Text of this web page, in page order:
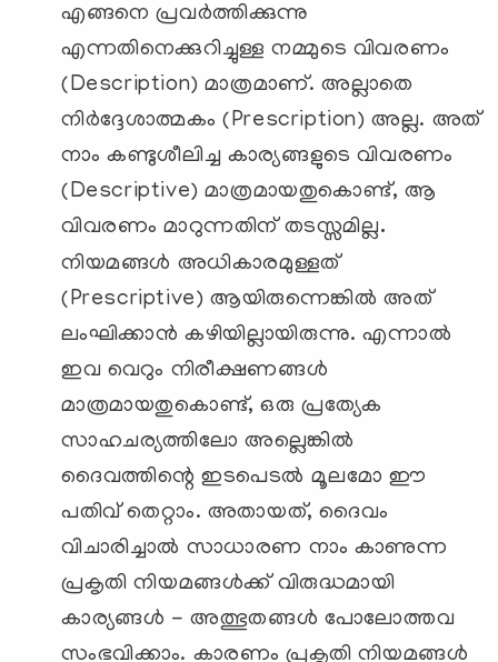
എങ്ങനെ പ്രവർത്തിക്കുന്നു
എന്നതിനെക്കുറിച്ചുള്ള നമ്മുടെ വിവരണം
(Description) മാത്രമാണ്. അല്ലാതെ
നിർദ്ദേശാത്മകം (Prescription) അല്ല. അത്
നാം കണ്ടുശീലിച്ച കാര്യങ്ങളുടെ വിവരണം
(Descriptive) മാത്രമായതുകൊണ്ട്, ആ
വിവരണം മാറുന്നതിന് തടസ്സമില്ല.
നിയമങ്ങൾ അധികാരമുള്ളത്
(Prescriptive) ആയിരുന്നെങ്കിൽ അത്
ലംഘിക്കാൻ കഴിയില്ലായിരുന്നു. എന്നാൽ
ഇവ വെറും നിരീക്ഷണങ്ങൾ
മാത്രമായതുകൊണ്ട്, ഒരു പ്രത്യേക
സാഹചര്യത്തിലോ അല്ലെങ്കിൽ
ദൈവത്തിന്റെ ഇടപെടൽ മൂലമോ ഈ
പതിവ് തെറ്റാം. അതായത്, ദൈവം
വിചാരിച്ചാൽ സാധാരണ നാം കാണുന്ന
പ്രകൃതി നിയമങ്ങൾക്ക് വിരുദ്ധമായി
കാര്യങ്ങൾ - അത്ഭുതങ്ങൾ പോലോത്തവ
സംഭവിക്കാം. കാരണം പ്രകൃതി നിയമങ്ങൾ